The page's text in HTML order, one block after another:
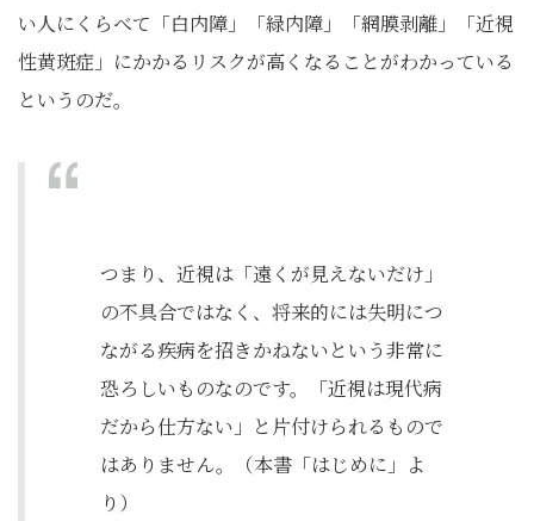
い人にくらべて「白内障」「緑内障」「網膜剥離」「近視
性黄斑症」にかかるリスクが高くなることがわかっている
というのだ。
つまり、近視は「遠くが見えないだけ」
の不具合ではなく、将来的には失明につ
ながる疾病を招きかねないという非常に
恐ろしいものなのです。「近視は現代病
だから仕方ない」と片付けられるもので
はありません。（本書「はじめに」よ
り）